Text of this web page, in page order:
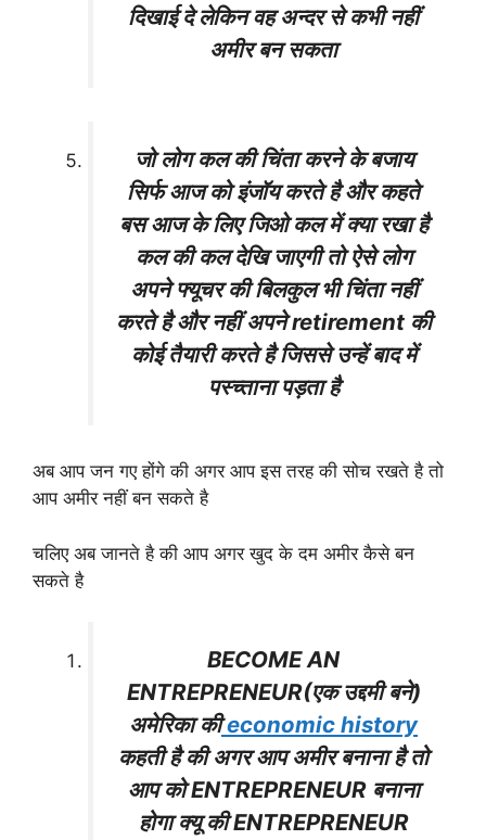
दिखाई दे लेकिन वह अन्दर से कभी नहीं
अमीर बन सकता
जो लोग कल की चिंता करने के बजाय
सिर्फ आज को इंजॉय करते है और कहते
बस आज के लिए जिओ कल में क्या रखा है
कल की कल देखि जाएगी तो ऐसे लोग
अपने फ्यूचर की बिलकुल भी चिंता नहीं
करते है और नहीं अपने retirement की
कोई तैयारी करते है जिससे उन्हें बाद में
पस्च्ताना पड़ता है
अब आप जन गए होंगे की अगर आप इस तरह की सोच रखते है तो
आप अमीर नहीं बन सकते है
चलिए अब जानते है की आप अगर खुद के दम अमीर कैसे बन
सकते है
BECOME AN
ENTREPRENEUR(एक उद्दमी बने)
अमेरिका कीeconomic history
कहती है की अगर आप अमीर बनाना है तो
आप को ENTREPRENEUR बनाना
होगा क्यू की ENTREPRENEUR